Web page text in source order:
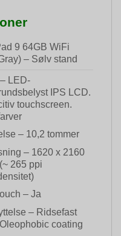
9 64GB WiFi
– Sølv stand
LED-
IPS LCD.
touchscreen.
– 10,2 tommer
– 1620 x 2160
265 ppi
– Ja
– Ridsefast
coating